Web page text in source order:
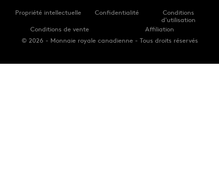
© 2026 - Monnaie royale canadienne - Tous droits réservés
Propriété intellectuelle Confidentialité
Conditions
d'utilisation
Conditions de vente
Affiliation